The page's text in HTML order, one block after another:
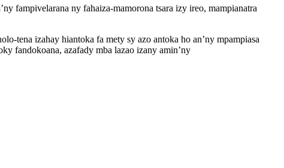
fampivelarana ny fahaiza-mamorona tsara izy ireo, mampianatra
tena izahay hiantoka fa mety sy azo antoka ho an’ny mpampiasa
fandokoana, azafady mba lazao izany amin’ny